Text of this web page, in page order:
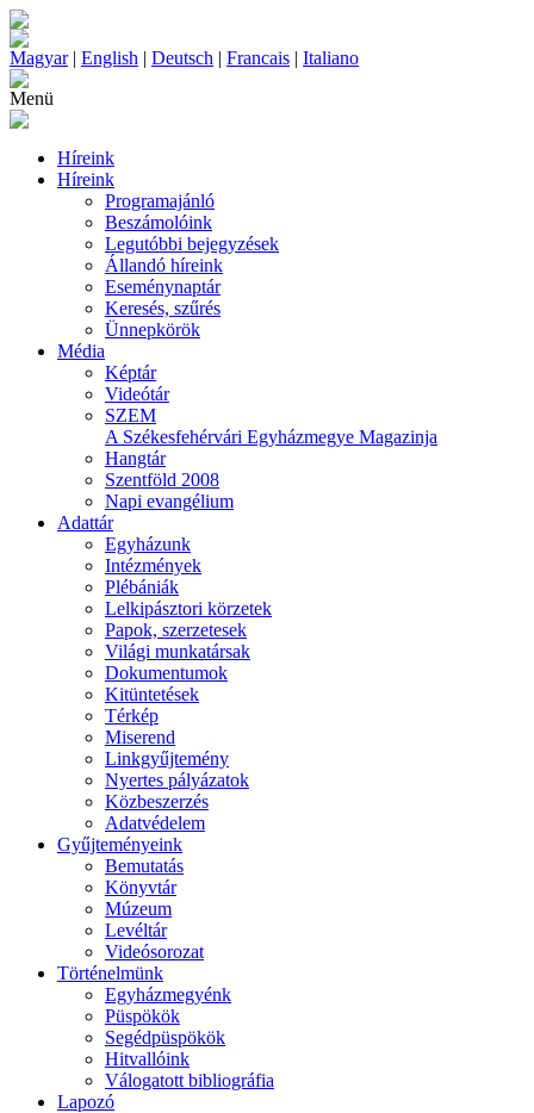
Magyar| English | Deutsch | Francais | Italiano
Menü
Híreink
Híreink
Programajánló
Beszámolóink
Legutóbbi bejegyzések
Állandó híreink
Eseménynaptár
Keresés, szűrés
Ünnepkörök
Média
Képtár
Videótár
SZEM
A Székesfehérvári Egyházmegye Magazinja
Hangtár
Szentföld 2008
Napi evangélium
Adattár
Egyházunk
Intézmények
Plébániák
Lelkipásztori körzetek
Papok, szerzetesek
Világi munkatársak
Dokumentumok
Kitüntetések
Térkép
Miserend
Linkgyűjtemény
Nyertes pályázatok
Közbeszerzés
Adatvédelem
Gyűjteményeink
Bemutatás
Könyvtár
Múzeum
Levéltár
Videósorozat
Történelmünk
Egyházmegyénk
Püspökök
Segédpüspökök
Hitvallóink
Válogatott bibliográfia
Lapozó